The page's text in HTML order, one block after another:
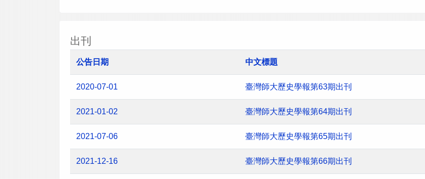
出刊
公告日期 中文標題
2020-07-01 臺灣師大歷史學報第63期出刊
2021-01-02 臺灣師大歷史學報第64期出刊
2021-07-06 臺灣師大歷史學報第65期出刊
2021-12-16 臺灣師大歷史學報第66期出刊